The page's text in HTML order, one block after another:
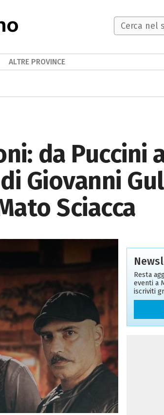
da Puccini
Giovanni
Sciacca
Resta
eventi a
iscriviti
ALTRE PROVINCE